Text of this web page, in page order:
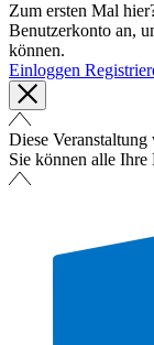
Zum ersten Mal
Benutzerkonto an,
können.
Einloggen
Diese
Sie können alle